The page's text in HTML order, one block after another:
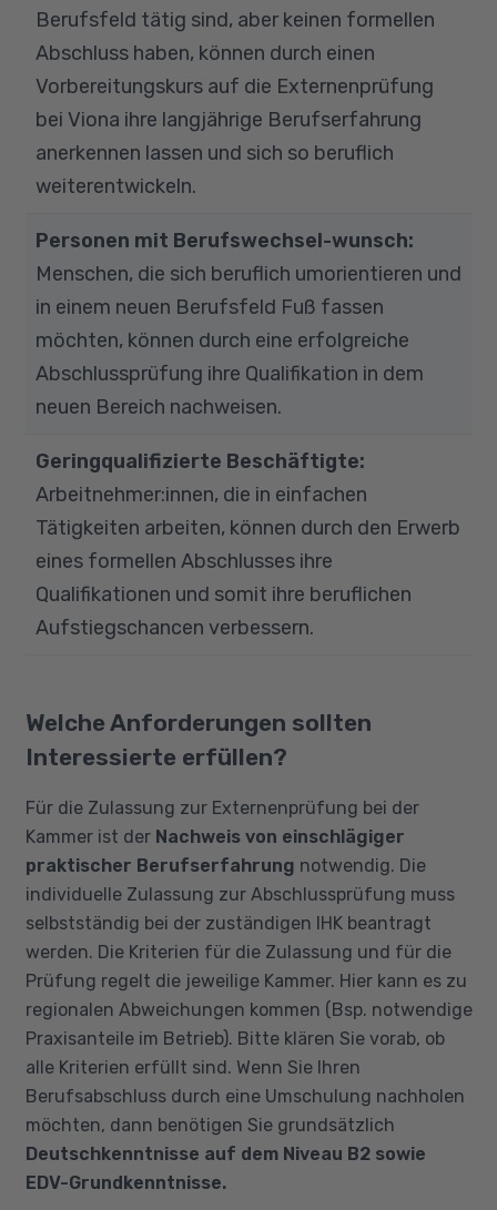
Berufsfeld tätig sind, aber keinen formellen
Abschluss haben, können durch einen
Vorbereitungskurs auf die Externenprüfung
bei Viona ihre langjährige Berufserfahrung
anerkennen lassen und sich so beruflich
weiterentwickeln.
Personen mit Berufswechsel-wunsch:
Menschen, die sich beruflich umorientieren und
in einem neuen Berufsfeld Fuß fassen
möchten, können durch eine erfolgreiche
Abschlussprüfung ihre Qualifikation in dem
neuen Bereich nachweisen.
Geringqualifizierte Beschäftigte:
Arbeitnehmer:innen, die in einfachen
Tätigkeiten arbeiten, können durch den Erwerb
eines formellen Abschlusses ihre
Qualifikationen und somit ihre beruflichen
Aufstiegschancen verbessern.
Welche Anforderungen sollten
Interessierte erfüllen?
Für die Zulassung zur Externenprüfung bei der
Kammer ist der Nachweis von einschlägiger
praktischer Berufserfahrung notwendig. Die
individuelle Zulassung zur Abschlussprüfung muss
selbstständig bei der zuständigen IHK beantragt
werden. Die Kriterien für die Zulassung und für die
Prüfung regelt die jeweilige Kammer. Hier kann es zu
regionalen Abweichungen kommen (Bsp. notwendige
Praxisanteile im Betrieb). Bitte klären Sie vorab, ob
alle Kriterien erfüllt sind. Wenn Sie Ihren
Berufsabschluss durch eine Umschulung nachholen
möchten, dann benötigen Sie grundsätzlich
Deutschkenntnisse auf dem Niveau B2 sowie
EDV-Grundkenntnisse.